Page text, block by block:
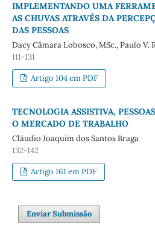
IMPLEMENTANDO UMA
AS CHUVAS ATRAVÉS DA
DAS PESSOAS
Dacy Câmara Lobosco, MSc., Paulo V.
111-131
Artigo 104 em PDF
TECNOLOGIA ASSISTIVA,
O MERCADO DE TRABALHO
Cláudio Joaquim dos Santos Braga
132-142
Artigo 161 em PDF
Enviar Submissão